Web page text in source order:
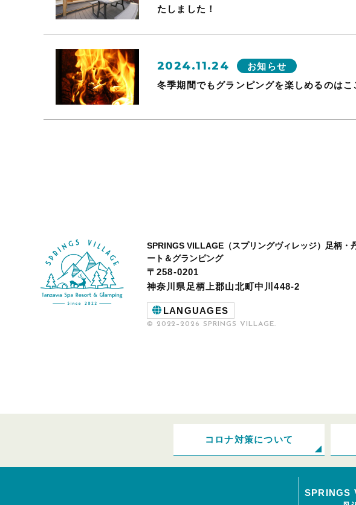
たしました！
2024.11.24
お知らせ
冬季期間でもグランピングを楽しめるのはこ
SPRINGS VILLAGE（スプリングヴィレッジ）
足柄・
ート＆グランピング
〒258-0201
神奈川県足柄上郡山北町中川448-2
LANGUAGES
© 2022–2026 SPRINGS VILLAGE.
コロナ対策について
SPRINGS